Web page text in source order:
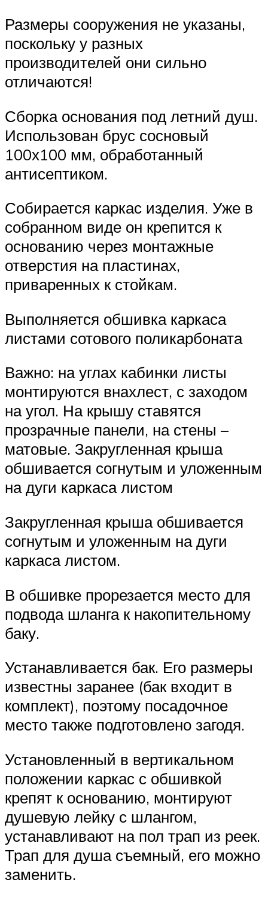
Размеры сооружения не указаны,
поскольку у разных
производителей они сильно
отличаются!
Сборка основания под летний душ.
Использован брус сосновый
100х100 мм, обработанный
антисептиком.
Собирается каркас изделия. Уже в
собранном виде он крепится к
основанию через монтажные
отверстия на пластинах,
приваренных к стойкам.
Выполняется обшивка каркаса
листами сотового поликарбоната
Важно: на углах кабинки листы
монтируются внахлест, с заходом
на угол. На крышу ставятся
прозрачные панели, на стены –
матовые. Закругленная крыша
обшивается согнутым и уложенным
на дуги каркаса листом
Закругленная крыша обшивается
согнутым и уложенным на дуги
каркаса листом.
В обшивке прорезается место для
подвода шланга к накопительному
баку.
Устанавливается бак. Его размеры
известны заранее (бак входит в
комплект), поэтому посадочное
место также подготовлено загодя.
Установленный в вертикальном
положении каркас с обшивкой
крепят к основанию, монтируют
душевую лейку с шлангом,
устанавливают на пол трап из реек.
Трап для душа съемный, его можно
заменить.